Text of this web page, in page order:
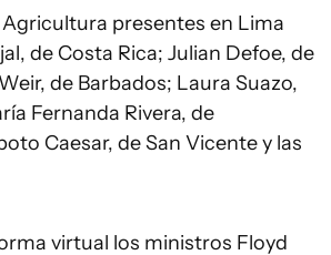
presentes en Lima
de Costa Rica; Julian Defoe, de
de Barbados; Laura Suazo,
Fernanda Rivera, de
Caesar, de San Vicente y las
virtual los ministros Floyd